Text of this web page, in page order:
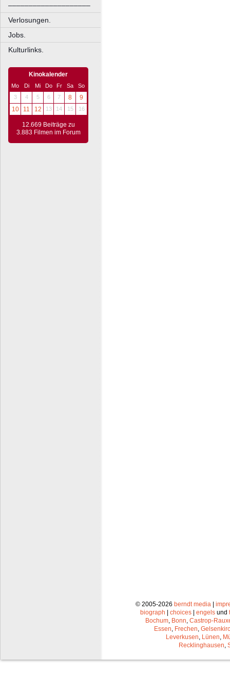
––––––––––––––––––––
Verlosungen.
Jobs.
Kulturlinks.
Kinokalender
Mo Di Mi Do Fr Sa
So
3
4 5 6 7 8
9
10
11 12 13 14 15 16
12.669 Beiträge zu
3.883 Filmen im Forum
© 2005-2026 berndt media |
biograph | choices | engels und
Bochum Bonn Castrop-
Essen Frechen
Leverkusen Lünen
Recklinghausen